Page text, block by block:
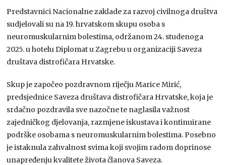
Predstavnici Nacionalne zaklade za razvoj civilnoga društva
sudjelovali su na 19. hrvatskom skupu osoba s
neuromuskularnim bolestima, održanom 24. studenoga
2025. u hotelu Diplomat u Zagrebu u organizaciji Saveza
društava distrofičara Hrvatske.
Skup je započeo pozdravnom riječju Marice Mirić,
predsjednice Saveza društava distrofičara Hrvatske, koja je
srdačno pozdravila sve nazočne te naglasila važnost
zajedničkog djelovanja, razmjene iskustava i kontinuirane
podrške osobama s neuromuskularnim bolestima. Posebno
je istaknula zahvalnost svima koji svojim radom doprinose
unapređenju kvalitete života članova Saveza.